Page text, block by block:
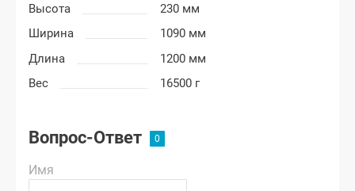
Высота
230 мм
Ширина
1090 мм
Длина
1200 мм
Вес
16500 г
Вопрос-Ответ
Имя